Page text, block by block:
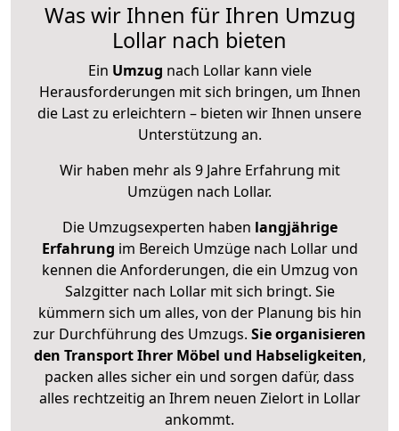
Was wir Ihnen für Ihren Umzug
Lollar nach bieten
Ein Umzug nach Lollar kann viele
Herausforderungen mit sich bringen, um Ihnen
die Last zu erleichtern – bieten wir Ihnen unsere
Unterstützung an.
Wir haben mehr als 9 Jahre Erfahrung mit
Umzügen nach Lollar.
Die Umzugsexperten haben langjährige
Erfahrung im Bereich Umzüge nach Lollar und
kennen die Anforderungen, die ein Umzug von
Salzgitter nach Lollar mit sich bringt. Sie
kümmern sich um alles, von der Planung bis hin
zur Durchführung des Umzugs. Sie organisieren
den Transport Ihrer Möbel und Habseligkeiten,
packen alles sicher ein und sorgen dafür, dass
alles rechtzeitig an Ihrem neuen Zielort in Lollar
ankommt.